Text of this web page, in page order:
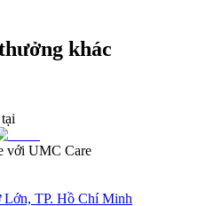
khác
với UMC Care
Lớn, TP. Hồ Chí Minh